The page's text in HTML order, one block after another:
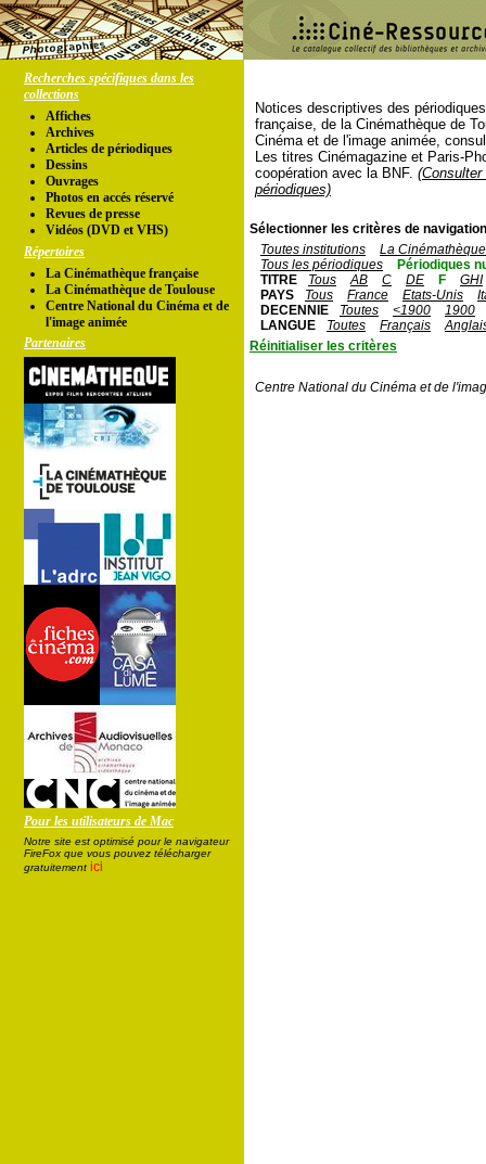
Recherches spécifiques dans les
collections
Affiches
Archives
Articles de périodiques
Dessins
Ouvrages
Photos en accés réservé
Revues de presse
Vidéos (DVD et VHS)
Répertoires
La Cinémathèque française
La Cinémathèque de Toulouse
Centre National du Cinéma et de
l'image animée
Partenaires
Pour les utilisateurs de Mac
Notre site est optimisé pour le navigateur
FireFox que vous pouvez télécharger
gratuitement ici
Notices descriptives des
française, de la Cinémathèque de
Cinéma et de l'image animée,
Les titres Cinémagazine et Paris-
coopération avec la BNF.
périodiques)
Sélectionner les critères de
Toutes institutions
La
Tous les périodiques
Périodiques
TITRE
Tous AB C DE F
GHI
PAYS
Tous France Etats-Unis
DECENNIE
Toutes <1900
1900
LANGUE
Toutes Français
Réinitialiser les critères
Centre National du Cinéma et de